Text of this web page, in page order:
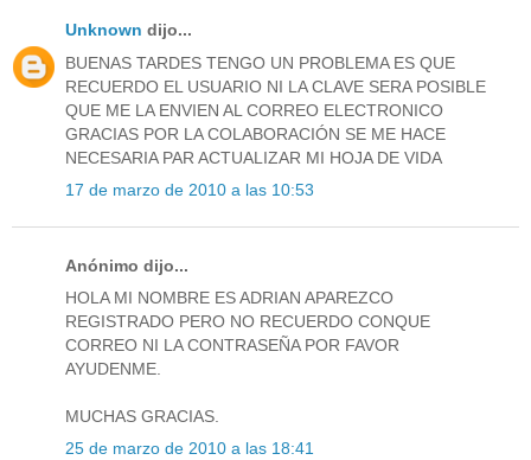
Unknown dijo...
BUENAS TARDES TENGO UN PROBLEMA ES QUE
RECUERDO EL USUARIO NI LA CLAVE SERA POSIBLE
QUE ME LA ENVIEN AL CORREO ELECTRONICO
GRACIAS POR LA COLABORACIÓN SE ME HACE
NECESARIA PAR ACTUALIZAR MI HOJA DE VIDA
17 de marzo de 2010 a las 10:53
Anónimo dijo...
HOLA MI NOMBRE ES ADRIAN APAREZCO
REGISTRADO PERO NO RECUERDO CONQUE
CORREO NI LA CONTRASEÑA POR FAVOR
AYUDENME.
MUCHAS GRACIAS.
25 de marzo de 2010 a las 18:41